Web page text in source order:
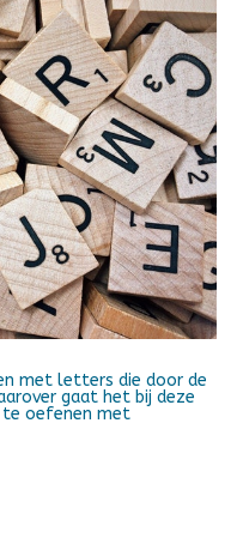
met letters die door de
gaat het bij deze
te oefenen met